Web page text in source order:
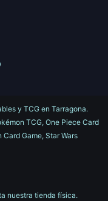
y TCG en Tarragona.
TCG, One Piece Card
Game, Star Wars
nuestra tienda física.